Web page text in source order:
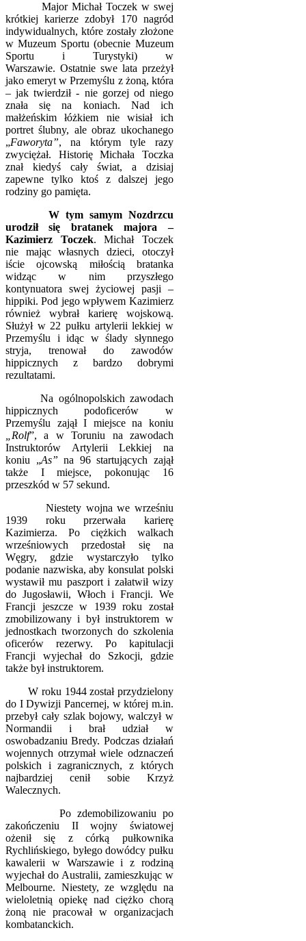
Major Michał Toczek w swej
krótkiej karierze zdobył 170 nagród
indywidualnych, które zostały złożone
w Muzeum Sportu (obecnie Muzeum
Sportu i Turystyki) w
Warszawie. Ostatnie swe lata przeżył
jako emeryt w Przemyślu z żoną, która
– jak twierdził - nie gorzej od niego
znała się na koniach. Nad ich
małżeńskim łóżkiem nie wisiał ich
portret ślubny, ale obraz ukochanego
„Faworyta”, na którym tyle razy
zwyciężał. Historię Michała Toczka
znał kiedyś cały świat, a dzisiaj
zapewne tylko ktoś z dalszej jego
rodziny go pamięta.
W tym samym Nozdrzcu
urodził się bratanek majora –
Kazimierz Toczek. Michał Toczek
nie mając własnych dzieci, otoczył
iście ojcowską miłością bratanka
widząc w nim przyszłego
kontynuatora swej życiowej pasji –
hippiki. Pod jego wpływem Kazimierz
również wybrał karierę wojskową.
Służył w 22 pułku artylerii lekkiej w
Przemyślu i idąc w ślady słynnego
stryja, trenował do zawodów
hippicznych z bardzo dobrymi
rezultatami.
Na ogólnopolskich zawodach
hippicznych podoficerów w
Przemyślu zajął I miejsce na koniu
„Rolf”, a w Toruniu na zawodach
Instruktorów Artylerii Lekkiej na
koniu „As” na 96 startujących zajął
także I miejsce, pokonując 16
przeszkód w 57 sekund.
Niestety wojna we wrześniu
1939 roku przerwała karierę
Kazimierza. Po ciężkich walkach
wrześniowych przedostał się na
Węgry, gdzie wystarczyło tylko
podanie nazwiska, aby konsulat polski
wystawił mu paszport i załatwił wizy
do Jugosławii, Włoch i Francji. We
Francji jeszcze w 1939 roku został
zmobilizowany i był instruktorem w
jednostkach tworzonych do szkolenia
oficerów rezerwy. Po kapitulacji
Francji wyjechał do Szkocji, gdzie
także był instruktorem.
W roku 1944 został przydzielony
do I Dywizji Pancernej, w której m.in.
przebył cały szlak bojowy, walczył w
Normandii i brał udział w
oswobadzaniu Bredy. Podczas działań
wojennych otrzymał wiele odznaczeń
polskich i zagranicznych, z których
najbardziej cenił sobie Krzyż
Walecznych.
Po zdemobilizowaniu po
zakończeniu II wojny światowej
ożenił się z córką pułkownika
Rychlińskiego, byłego dowódcy pułku
kawalerii w Warszawie i z rodziną
wyjechał do Australii, zamieszkując w
Melbourne. Niestety, ze względu na
wieloletnią opiekę nad ciężko chorą
żoną nie pracował w organizacjach
kombatanckich.